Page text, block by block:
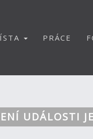
PRÁCE
UDÁLOSTI